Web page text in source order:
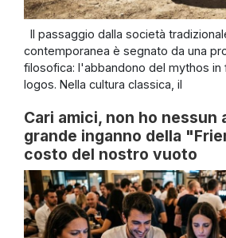
Il passaggio dalla società
contemporanea è segnato da una
filosofica: l'abbandono del mythos in
logos. Nella cultura classica, il
Cari amici, non ho nessun
grande inganno della
costo del nostro vuoto